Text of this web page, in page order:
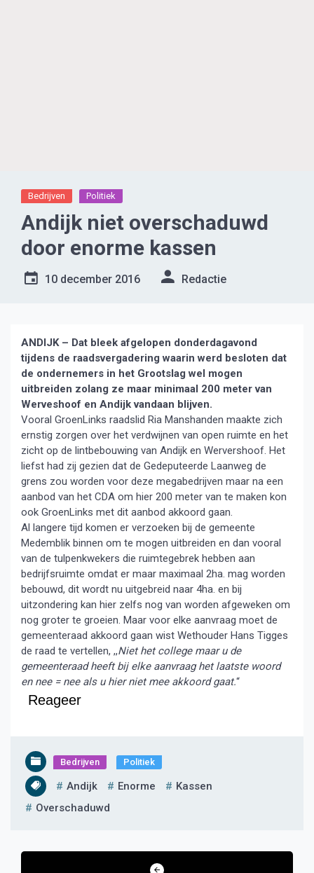
Bedrijven Politiek
Andijk niet overschaduwd
door enorme kassen
10 december 2016 Redactie
ANDIJK – Dat bleek afgelopen donderdagavond
tijdens de raadsvergadering waarin werd besloten dat
de ondernemers in het Grootslag wel mogen
uitbreiden zolang ze maar minimaal 200 meter van
Werveshoof en Andijk vandaan blijven.
Vooral GroenLinks raadslid Ria Manshanden maakte zich
ernstig zorgen over het verdwijnen van open ruimte en het
zicht op de lintbebouwing van Andijk en Wervershoof. Het
liefst had zij gezien dat de Gedeputeerde Laanweg de
grens zou worden voor deze megabedrijven maar na een
aanbod van het CDA om hier 200 meter van te maken kon
ook GroenLinks met dit aanbod akkoord gaan.
Al langere tijd komen er verzoeken bij de gemeente
Medemblik binnen om te mogen uitbreiden en dan vooral
van de tulpenkwekers die ruimtegebrek hebben aan
bedrijfsruimte omdat er maar maximaal 2ha. mag worden
bebouwd, dit wordt nu uitgebreid naar 4ha. en bij
uitzondering kan hier zelfs nog van worden afgeweken om
nog groter te groeien. Maar voor elke aanvraag moet de
gemeenteraad akkoord gaan wist Wethouder Hans Tigges
de raad te vertellen, ,,Niet het college maar u de
gemeenteraad heeft bij elke aanvraag het laatste woord
en nee = nee als u hier niet mee akkoord gaat.“
Reageer
Bedrijven Politiek
Andijk Enorme
Kassen
Overschaduwd
Bericht